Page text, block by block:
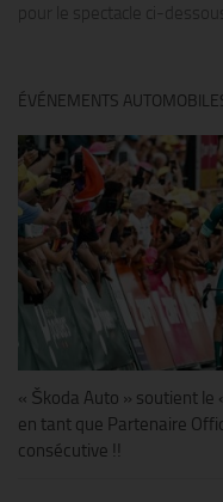
pour le spectacle ci-
ÉVÉNEMENTS
« Škoda Auto » soutient le
en tant que Partenaire
consécutive !!